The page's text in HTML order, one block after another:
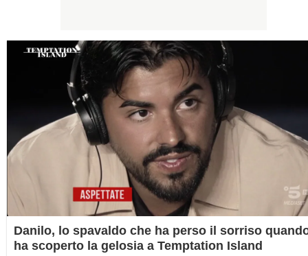
Danilo, lo spavaldo che ha perso il sorriso
ha scoperto la gelosia a Temptation Island